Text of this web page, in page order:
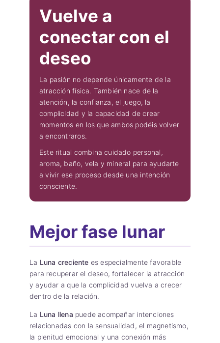
Vuelve a
conectar con el
deseo
La pasión no depende únicamente de la
atracción física. También nace de la
atención, la confianza, el juego, la
complicidad y la capacidad de crear
momentos en los que ambos podéis volver
a encontraros.
Este ritual combina cuidado personal,
aroma, baño, vela y mineral para ayudarte
a vivir ese proceso desde una intención
consciente.
Mejor fase lunar
La Luna creciente es especialmente favorable
para recuperar el deseo, fortalecer la atracción
y ayudar a que la complicidad vuelva a crecer
dentro de la relación.
La Luna llena puede acompañar intenciones
relacionadas con la sensualidad, el magnetismo,
la plenitud emocional y una conexión más